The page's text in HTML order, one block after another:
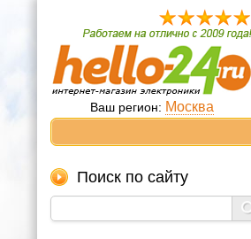
Ваш регион: Москва
Поиск по сайту